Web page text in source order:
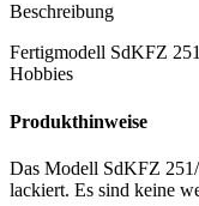
Beschreibung
Fertigmodell SdKFZ
Hobbies
Produkthinweise
Das Modell SdKFZ
lackiert. Es sind keine